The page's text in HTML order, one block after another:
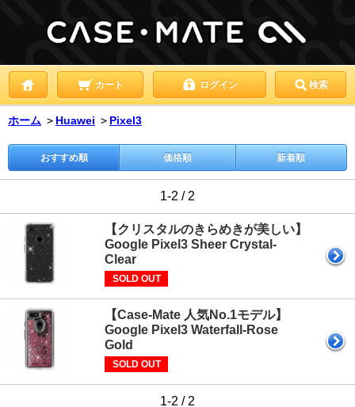
カート ログイン 検索
ホーム ＞ Huawei ＞ Pixel3
おすすめ順 価格順 新着順
1-2 / 2
【クリスタルのきらめきが美しい】
Google Pixel3 Sheer Crystal-
Clear
SOLD OUT
【Case-Mate 人気No.1モデル】
Google Pixel3 Waterfall-Rose
Gold
SOLD OUT
1-2 / 2